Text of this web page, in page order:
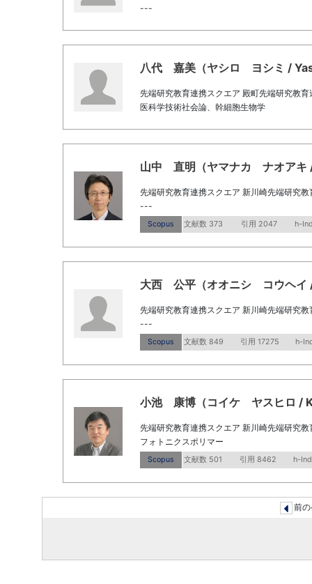
---
八代 嘉美（ヤシロ ヨシミ /
先端研究教育連携スクエア 殿町先端研究教育
医科学技術社会論、幹細胞生物学
山中 直明（ヤマナカ ナオアキ
先端研究教育連携スクエア 新川崎先端研究
---
Scopus 文献数 373 引用 2047 h-
大西 公平（オオニシ コウヘイ
先端研究教育連携スクエア 新川崎先端研究
---
Scopus 文献数 849 引用 17275 h-
小池 康博（コイケ ヤスヒロ /
先端研究教育連携スクエア 新川崎先端研究
フォトニクスポリマー
Scopus 文献数 501 引用 8462 h-
前